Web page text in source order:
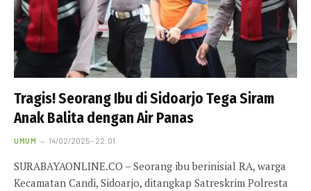
Tragis! Seorang Ibu di Sidoarjo Tega Siram
Anak Balita dengan Air Panas
UMUM 14/02/2025 - 22:01
SURABAYAONLINE.CO – Seorang ibu berinisial RA, warga
Kecamatan Candi, Sidoarjo, ditangkap Satreskrim Polresta